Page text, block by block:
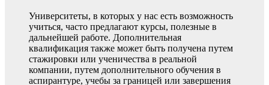
Университеты, в которых у нас есть возможность
учиться, часто предлагают курсы, полезные в
дальнейшей работе. Дополнительная
квалификация также может быть получена путем
стажировки или ученичества в реальной
компании, путем дополнительного обучения в
аспирантуре, учебы за границей или завершения